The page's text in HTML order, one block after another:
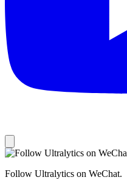
Follow Ultralytics on WeChat.